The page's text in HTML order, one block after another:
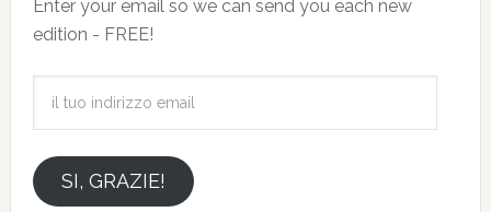
Enter your email so we can send you each new
edition - FREE!
emailSI, GRAZIE!